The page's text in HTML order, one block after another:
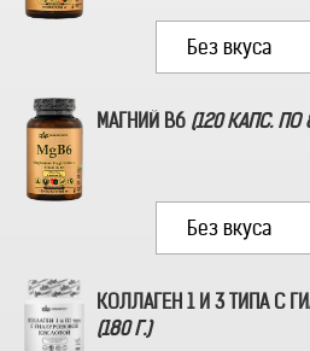
МАГНИЙ B6 (120 КАПС. ПО
КОЛЛАГЕН 1 И 3 ТИПА С
(180 Г.)